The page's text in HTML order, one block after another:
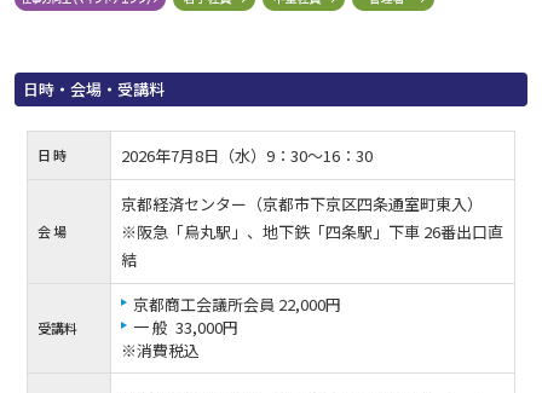
日時・会場・受講料
日 時 2026年7月8日（水）9：30〜16：30
会 場
京都経済センター（京都市下京区四条通室町東入）
※阪急「烏丸駅」、地下鉄「四条駅」下車 26番出口直
結
受講料
京都商工会議所会員 22,000円
一 般 33,000円
※消費税込